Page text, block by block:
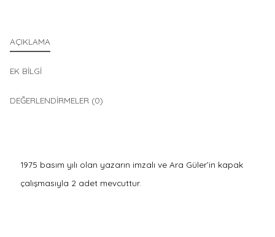
AÇIKLAMA
EK BILGI
DEĞERLENDIRMELER (0)
1975 basım yılı olan yazarın imzalı ve Ara Güler’in kapak
çalışmasıyla 2 adet mevcuttur.